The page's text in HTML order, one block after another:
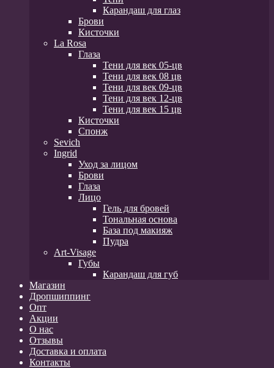
Карандаш для глаз
Брови
Кисточки
La Rosa
Глаза
Тени для век 05-цв
Тени для век 08 цв
Тени для век 09-цв
Тени для век 12-цв
Тени для век 15 цв
Кисточки
Спонж
Sevich
Ingrid
Уход за лицом
Брови
Глаза
Лицо
Гель для бровей
Тональная основа
База под макияж
Пудра
Art-Visage
Губы
Карандаш для губ
Магазин
Дропшиппинг
Опт
Акции
О нас
Отзывы
Доставка и оплата
Контакты